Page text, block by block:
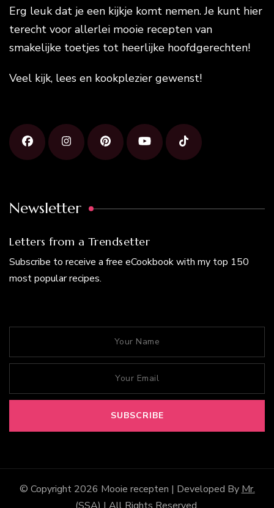
Erg leuk dat je een kijkje komt nemen. Je kunt hier
terecht voor allerlei mooie recepten van
smakelijke toetjes tot heerlijke hoofdgerechten!
Veel kijk, lees en kookplezier gewenst!
Newsletter
Letters from a Trendsetter
Subscribe to receive a free eCookbook with my top 150
most popular recipes.
© Copyright 2026 Mooie recepten | Developed By Mr.
(SSA) | All Rights Reserved.